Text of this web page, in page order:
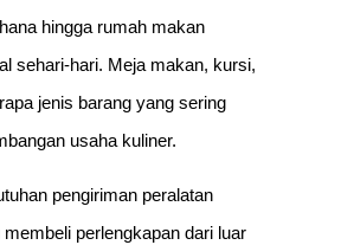
hingga rumah makan
sehari-hari. Meja makan, kursi,
jenis barang yang sering
usaha kuliner.
pengiriman peralatan
perlengkapan dari luar